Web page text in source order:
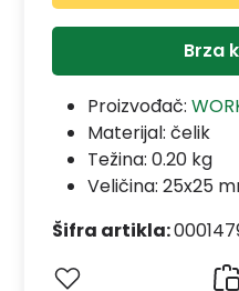
Brza
Proizvođač:
Materijal: čelik
Težina: 0.20 kg
Veličina: 25x25
Šifra artikla: